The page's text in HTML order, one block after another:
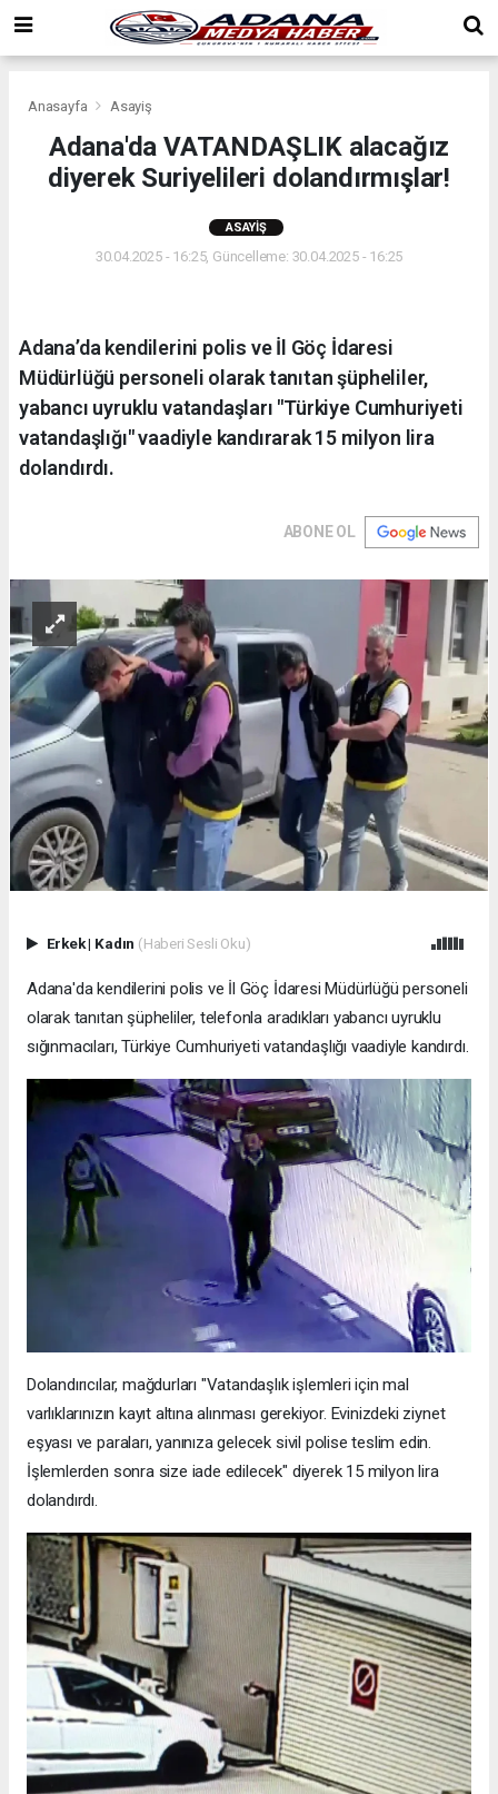
Anasayfa Asayiş
Adana'da VATANDAŞLIK alacağız
diyerek Suriyelileri dolandırmışlar!
ASAYIŞ
30.04.2025 - 16:25, Güncelleme: 30.04.2025 - 16:25
Adana’da kendilerini polis ve İl Göç İdaresi
Müdürlüğü personeli olarak tanıtan şüpheliler,
yabancı uyruklu vatandaşları "Türkiye Cumhuriyeti
vatandaşlığı" vaadiyle kandırarak 15 milyon lira
dolandırdı.
ABONE OL
Erkek| Kadın (Haberi Sesli Oku)
Adana'da kendilerini polis ve İl Göç İdaresi Müdürlüğü personeli
olarak tanıtan şüpheliler, telefonla aradıkları yabancı uyruklu
sığınmacıları, Türkiye Cumhuriyeti vatandaşlığı vaadiyle kandırdı.
Dolandırıcılar, mağdurları "Vatandaşlık işlemleri için mal
varlıklarınızın kayıt altına alınması gerekiyor. Evinizdeki ziynet
eşyası ve paraları, yanınıza gelecek sivil polise teslim edin.
İşlemlerden sonra size iade edilecek" diyerek 15 milyon lira
dolandırdı.